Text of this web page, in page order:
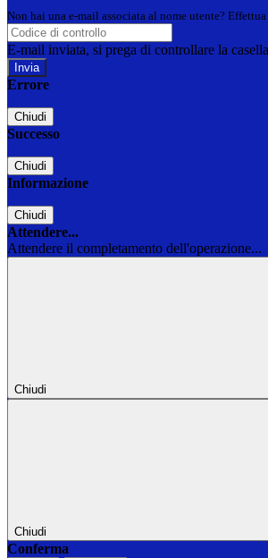
Non hai una e-mail associata al nome utente?
E-mail inviata, si prega di controllare la
Errore
Chiudi
Successo
Chiudi
Informazione
Chiudi
Attendere...
Attendere il completamento dell'operazione...
Chiudi
Chiudi
Conferma